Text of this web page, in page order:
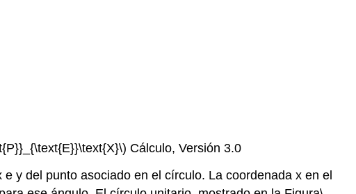
Cálculo, Versión 3.0
y del punto asociado en el círculo. La coordenada x en el